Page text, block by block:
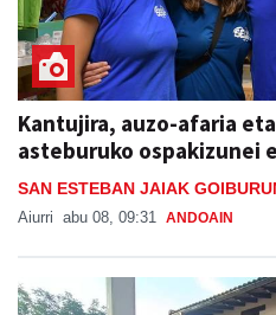
Kantujira, auzo-afaria
asteburuko ospakizunei
SAN ESTEBAN JAIAK
Aiurri abu 08, 09:31 ANDOAIN